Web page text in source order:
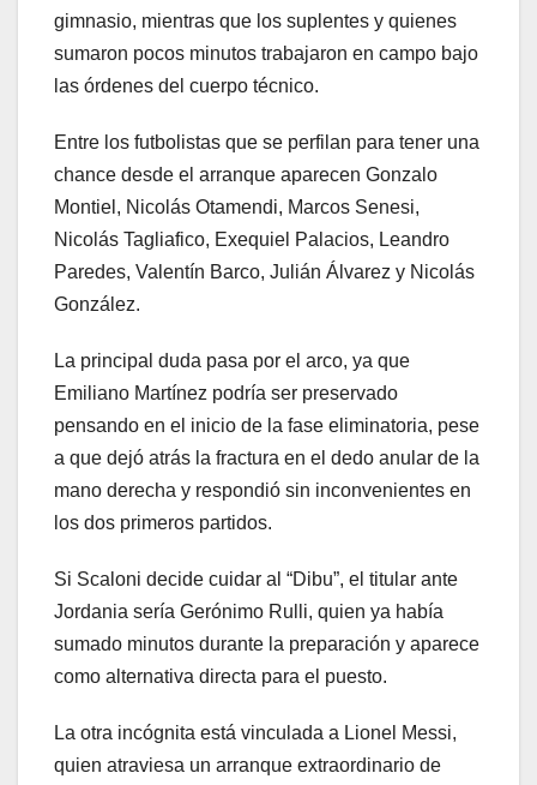
gimnasio, mientras que los suplentes y quienes
sumaron pocos minutos trabajaron en campo bajo
las órdenes del cuerpo técnico.
Entre los futbolistas que se perfilan para tener una
chance desde el arranque aparecen Gonzalo
Montiel, Nicolás Otamendi, Marcos Senesi,
Nicolás Tagliafico, Exequiel Palacios, Leandro
Paredes, Valentín Barco, Julián Álvarez y Nicolás
González.
La principal duda pasa por el arco, ya que
Emiliano Martínez podría ser preservado
pensando en el inicio de la fase eliminatoria, pese
a que dejó atrás la fractura en el dedo anular de la
mano derecha y respondió sin inconvenientes en
los dos primeros partidos.
Si Scaloni decide cuidar al “Dibu”, el titular ante
Jordania sería Gerónimo Rulli, quien ya había
sumado minutos durante la preparación y aparece
como alternativa directa para el puesto.
La otra incógnita está vinculada a Lionel Messi,
quien atraviesa un arranque extraordinario de